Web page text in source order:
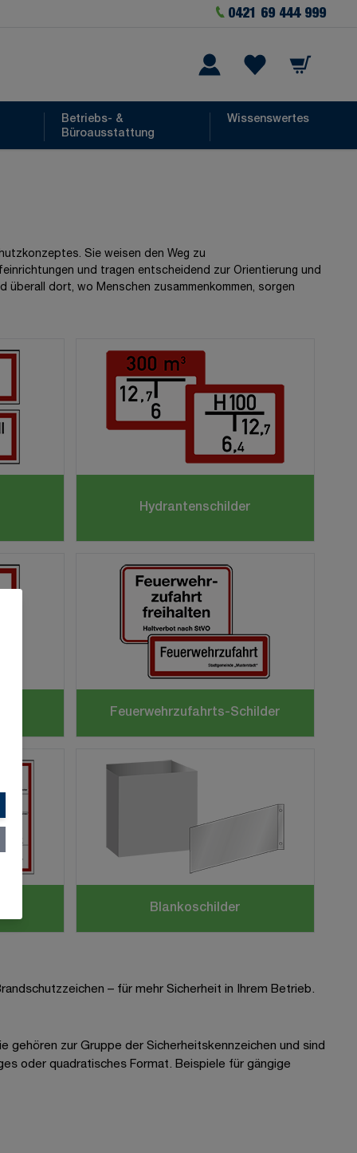
0421 69 444 999
Warenkorb
Betriebs- &
Büroausstattung
Wissenswertes
Sie weisen den Weg zu
und tragen entscheidend zur Orientierung und
dort, wo Menschen zusammenkommen, sorgen
Hydrantenschilder
Feuerwehrzufahrts-Schilder
Blankoschilder
– für mehr Sicherheit in Ihrem Betrieb.
gehören zur Gruppe der Sicherheitskennzeichen und sind
oder quadratisches Format. Beispiele für gängige